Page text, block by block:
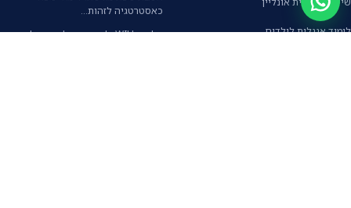
לימוד אנגלית לילדים
כאסטרטגיה לזהות…
עליית WILL: למידת אנגלית משולבת